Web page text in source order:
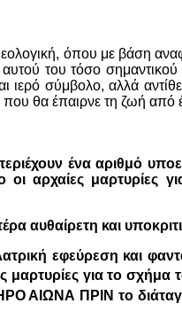
όπου με βάση
του τόσο
ιερό σύμβολο, αλλά
θα έπαιρνε τη ζωή
ένα αριθμό
αρχαίες μαρτυρίες
αυθαίρετη και
εφεύρεση και
μαρτυρίες για το
ΑΙΩΝΑ ΠΡΙΝ το